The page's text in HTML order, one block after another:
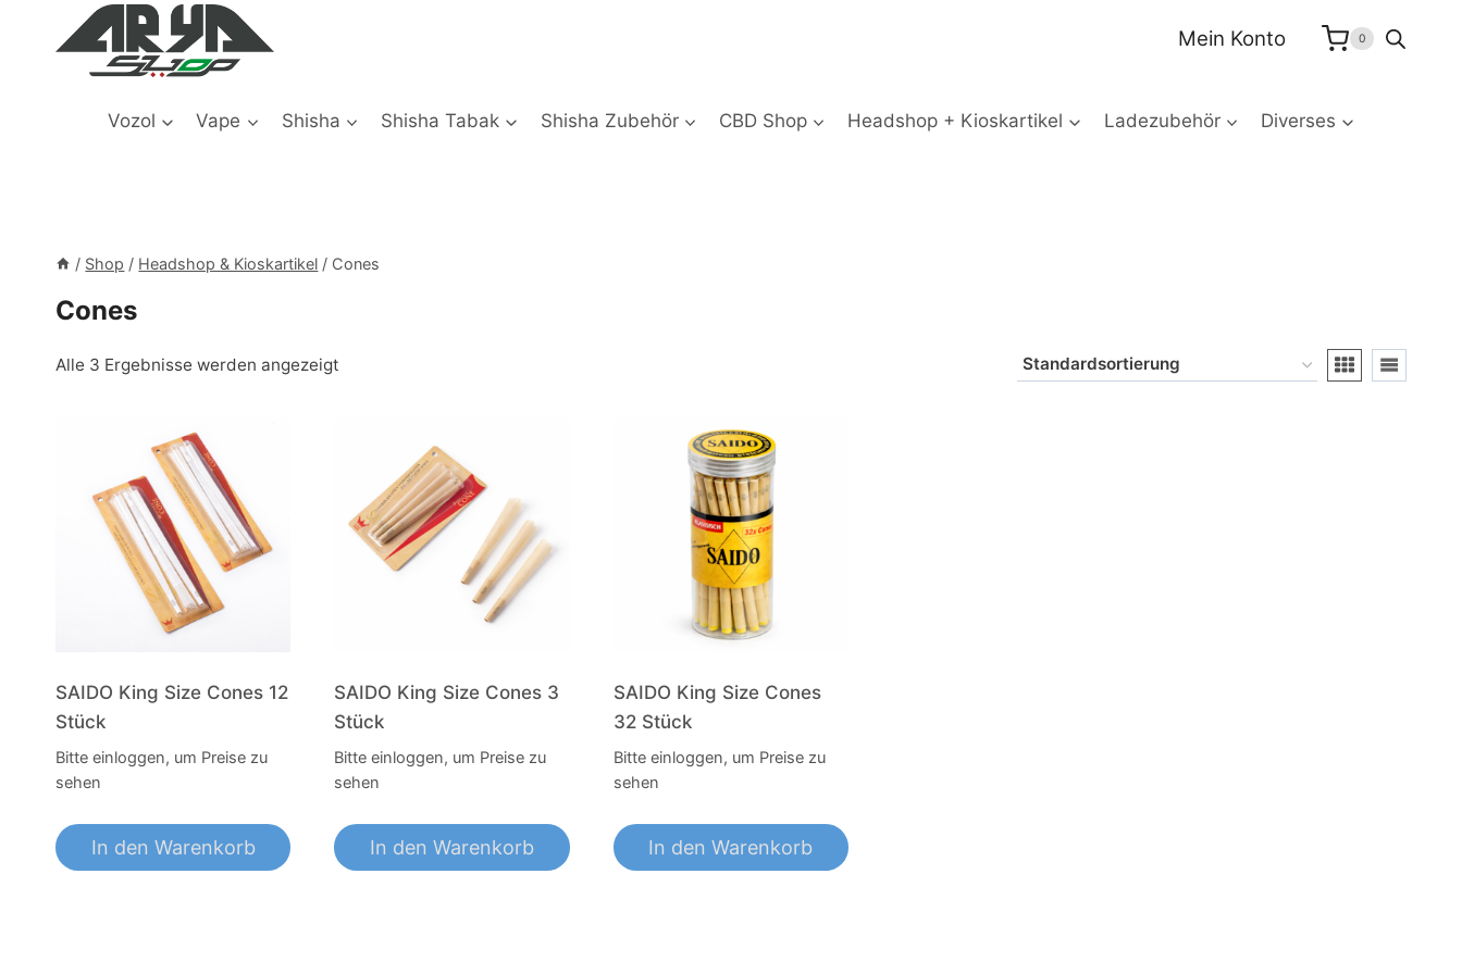
Mein Konto 0
Vozol Vape Shisha Shisha Tabak Shisha Zubehör CBD Shop Headshop + Kioskartikel Ladezubehör Diverses
/ Shop / Headshop & Kioskartikel / Cones
Cones
Alle 3 Ergebnisse werden angezeigt
SAIDO King Size Cones 12
Stück
Bitte einloggen, um Preise zu
sehen
In den Warenkorb
SAIDO King Size Cones 3
Stück
Bitte einloggen, um Preise zu
sehen
In den Warenkorb
SAIDO King Size Cones
32 Stück
Bitte einloggen, um Preise zu
sehen
In den Warenkorb